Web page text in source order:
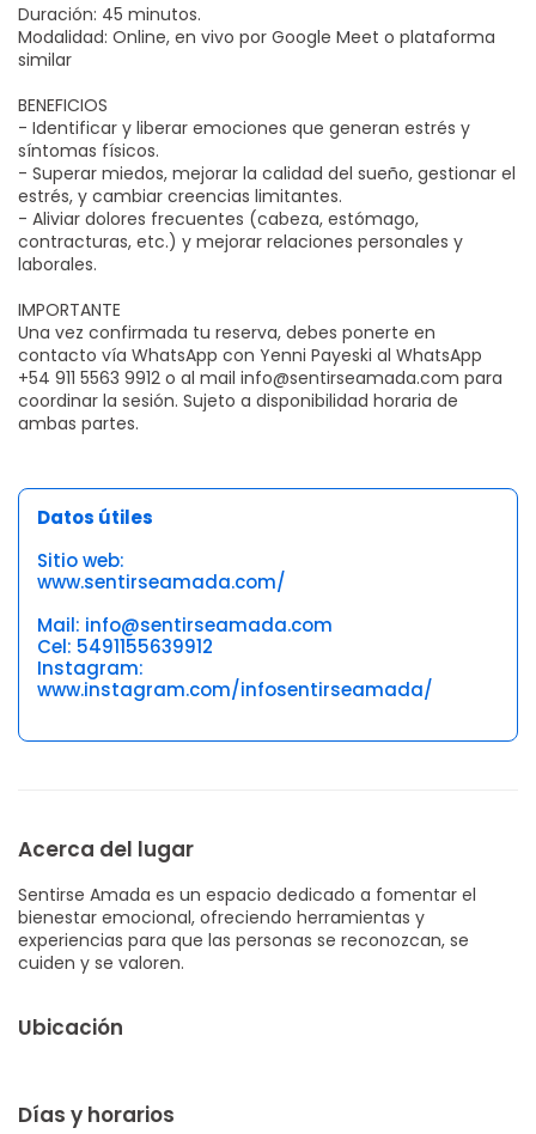
Duración: 45 minutos.
Modalidad: Online, en vivo por Google Meet o plataforma
similar
BENEFICIOS
- Identificar y liberar emociones que generan estrés y
síntomas físicos.
- Superar miedos, mejorar la calidad del sueño, gestionar el
estrés, y cambiar creencias limitantes.
- Aliviar dolores frecuentes (cabeza, estómago,
contracturas, etc.) y mejorar relaciones personales y
laborales.
IMPORTANTE
Una vez confirmada tu reserva, debes ponerte en
contacto vía WhatsApp con Yenni Payeski al WhatsApp
+54 911 5563 9912 o al mail info@sentirseamada.com para
coordinar la sesión. Sujeto a disponibilidad horaria de
ambas partes.
Datos útiles
Sitio web:
www.sentirseamada.com/
Mail: info@sentirseamada.com
Cel: 5491155639912
Instagram:
www.instagram.com/infosentirseamada/
Acerca del lugar
Sentirse Amada es un espacio dedicado a fomentar el
bienestar emocional, ofreciendo herramientas y
experiencias para que las personas se reconozcan, se
cuiden y se valoren.
Ubicación
Días y horarios